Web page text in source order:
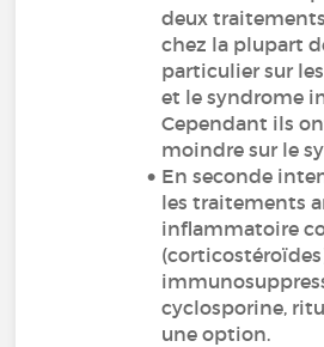
deux
chez la plupart
particulier sur
et le syndrome
Cependant ils
moindre sur le
En seconde
les traitements
inflammatoire
cyclosporine,
une option.